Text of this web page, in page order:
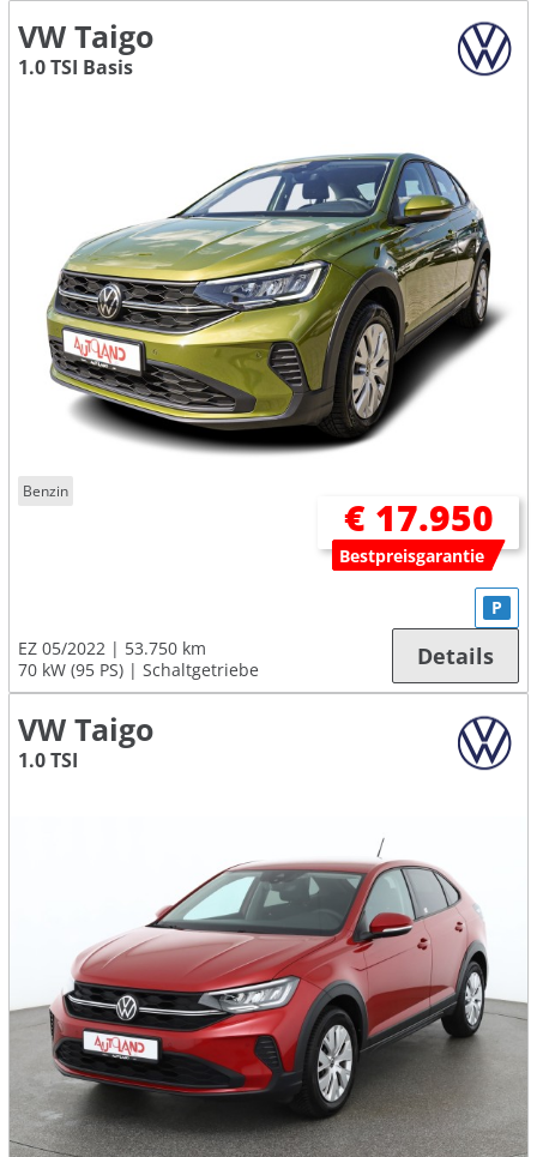
VW Taigo
1.0 TSI Basis
Benzin
€ 17.950
Bestpreisgarantie
EZ 05/2022
53.750 km
70 kW (95 PS)
Schaltgetriebe
P
Details
VW Taigo
1.0 TSI